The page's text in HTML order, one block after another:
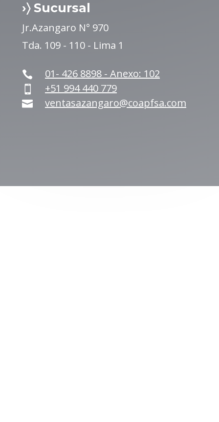
›〉 Sucursal
Jr.Azangaro N° 970
Tda. 109 - 110 - Lima 1
 01- 426 8898 - Anexo: 102
 +51 994 440 779
 ventasazangaro@coapfsa.com